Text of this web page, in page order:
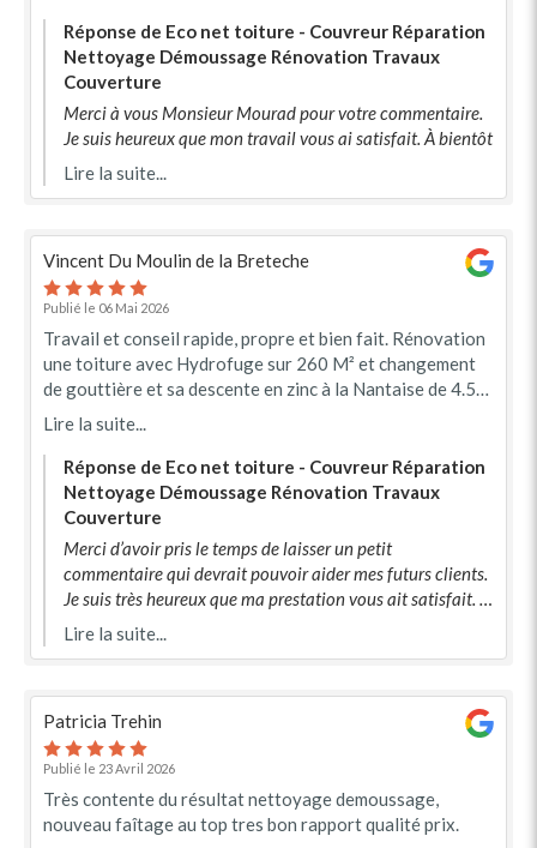
Réponse de Eco net toiture - Couvreur Réparation
Nettoyage Démoussage Rénovation Travaux
Couverture
Merci à vous Monsieur Mourad pour votre commentaire.
Je suis heureux que mon travail vous ai satisfait. À bientôt
Lire la suite...
Vincent Du Moulin de la Breteche
Publié le 06 Mai 2026
Travail et conseil rapide, propre et bien fait. Rénovation
une toiture avec Hydrofuge sur 260 M² et changement
de gouttière et sa descente en zinc à la Nantaise de 4.50
ML Un professionnel comme nous voulons. A la
gouttières.
Lire la suite...
Réponse de Eco net toiture - Couvreur Réparation
Nettoyage Démoussage Rénovation Travaux
Couverture
Merci d’avoir pris le temps de laisser un petit
commentaire qui devrait pouvoir aider mes futurs clients.
Je suis très heureux que ma prestation vous ait satisfait. À
très bientôt.
Lire la suite...
Patricia Trehin
Publié le 23 Avril 2026
Très contente du résultat nettoyage demoussage,
nouveau faîtage au top tres bon rapport qualité prix.